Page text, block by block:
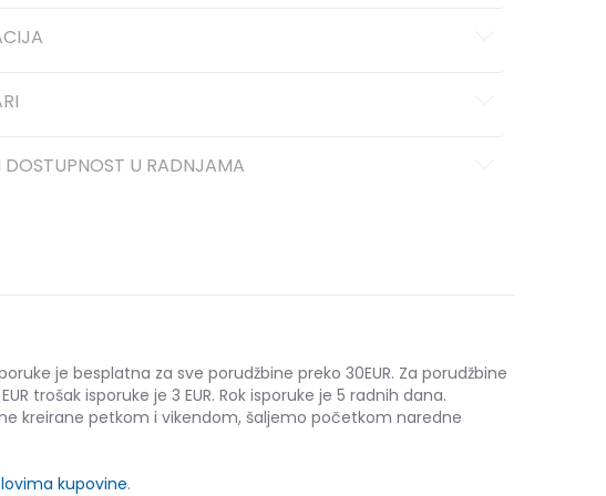
DOSTUPNOST U RADNJAMA
je besplatna za sve porudžbine preko 30EUR. Za porudžbine
trošak isporuke je 3 EUR. Rok isporuke je 5 radnih dana.
kreirane petkom i vikendom, šaljemo početkom naredne
kupovine.